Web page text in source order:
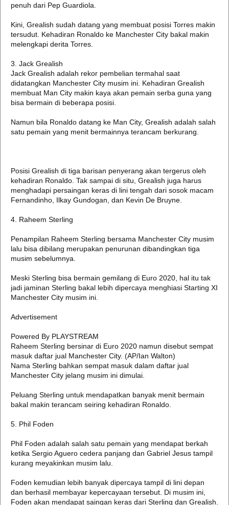
penuh dari Pep Guardiola.
Kini, Grealish sudah datang yang membuat posisi Torres makin
tersudut. Kehadiran Ronaldo ke Manchester City bakal makin
melengkapi derita Torres.
3. Jack Grealish
Jack Grealish adalah rekor pembelian termahal saat
didatangkan Manchester City musim ini. Kehadiran Grealish
membuat Man City makin kaya akan pemain serba guna yang
bisa bermain di beberapa posisi.
Namun bila Ronaldo datang ke Man City, Grealish adalah salah
satu pemain yang menit bermainnya terancam berkurang.
Posisi Grealish di tiga barisan penyerang akan tergerus oleh
kehadiran Ronaldo. Tak sampai di situ, Grealish juga harus
menghadapi persaingan keras di lini tengah dari sosok macam
Fernandinho, Ilkay Gundogan, dan Kevin De Bruyne.
4. Raheem Sterling
Penampilan Raheem Sterling bersama Manchester City musim
lalu bisa dibilang merupakan penurunan dibandingkan tiga
musim sebelumnya.
Meski Sterling bisa bermain gemilang di Euro 2020, hal itu tak
jadi jaminan Sterling bakal lebih dipercaya menghiasi Starting XI
Manchester City musim ini.
Advertisement
Powered By PLAYSTREAM
Raheem Sterling bersinar di Euro 2020 namun disebut sempat
masuk daftar jual Manchester City. (AP/Ian Walton)
Nama Sterling bahkan sempat masuk dalam daftar jual
Manchester City jelang musim ini dimulai.
Peluang Sterling untuk mendapatkan banyak menit bermain
bakal makin terancam seiring kehadiran Ronaldo.
5. Phil Foden
Phil Foden adalah salah satu pemain yang mendapat berkah
ketika Sergio Aguero cedera panjang dan Gabriel Jesus tampil
kurang meyakinkan musim lalu.
Foden kemudian lebih banyak dipercaya tampil di lini depan
dan berhasil membayar kepercayaan tersebut. Di musim ini,
Foden akan mendapat saingan keras dari Sterling dan Grealish.